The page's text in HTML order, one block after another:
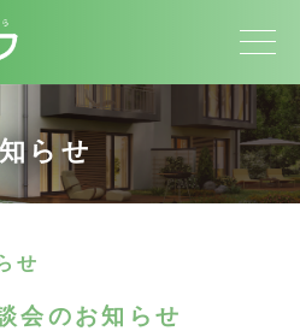
らせ
せ
会のお知らせ